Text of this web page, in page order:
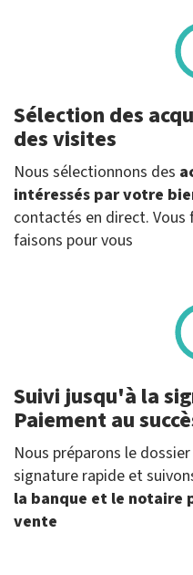
Sélection des
des visites
Nous sélectionnons des
intéressés par votre
contactés en direct.
faisons pour vous
Suivi jusqu'à la
Paiement au
Nous préparons le
signature rapide et
la banque et le notaire
vente